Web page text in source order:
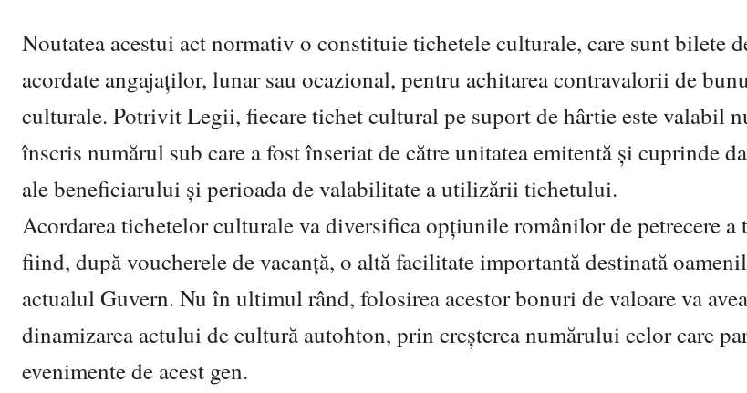
Noutatea acestui act normativ o constituie tichetele culturale, care sunt bilete
acordate angajaţilor, lunar sau ocazional, pentru achitarea contravalorii de
culturale. Potrivit Legii, fiecare tichet cultural pe suport de hârtie este valabil
înscris numărul sub care a fost înseriat de către unitatea emitentă şi cuprinde
ale beneficiarului şi perioada de valabilitate a utilizării tichetului.
Acordarea tichetelor culturale va diversifica opţiunile românilor de petrecere
fiind, după voucherele de vacanţă, o altă facilitate importantă destinată
actualul Guvern. Nu în ultimul rând, folosirea acestor bonuri de valoare va
dinamizarea actului de cultură autohton, prin creşterea numărului celor care
evenimente de acest gen.